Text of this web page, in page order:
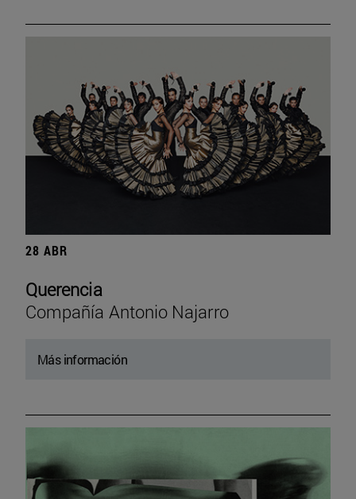
28 ABR
Querencia
Compañía Antonio Najarro
Más información